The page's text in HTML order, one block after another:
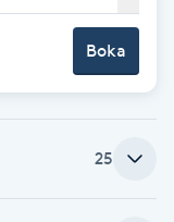
Boka
25